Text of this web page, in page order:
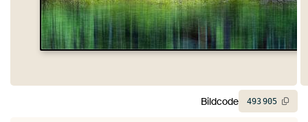
Bildcode 493905